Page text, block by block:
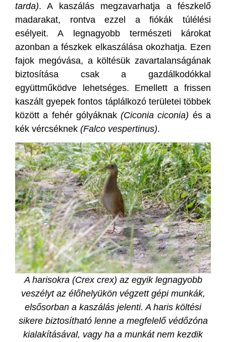
tarda). A kaszálás megzavarhatja a fészkelő
madarakat, rontva ezzel a fiókák túlélési
esélyeit. A legnagyobb természeti károkat
azonban a fészkek elkaszálása okozhatja. Ezen
fajok megóvása, a költésük zavartalanságának
biztosítása csak a gazdálkodókkal
együttműködve lehetséges. Emellett a frissen
kaszált gyepek fontos táplálkozó területei többek
között a fehér gólyáknak(Ciconia ciconia) és a
kék vércséknek (Falco vespertinus).
A harisokra (Crex crex) az egyik legnagyobb
veszélyt az élőhelyükön végzett gépi munkák,
elsősorban a kaszálás jelenti. A haris költési
sikere biztosítható lenne a megfelelő védőzóna
kialakításával, vagy ha a munkát nem kezdik